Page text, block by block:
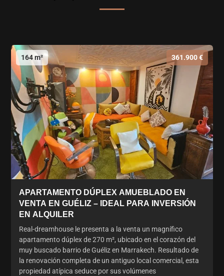
164 m² 361.900 €
APARTAMENTO DÚPLEX AMUEBLADO EN
VENTA EN GUÉLIZ – IDEAL PARA INVERSIÓN
EN ALQUILER
Real-dreamhouse le presenta a la venta un magnífico
apartamento dúplex de 270 m², ubicado en el corazón del
muy buscado barrio de Guéliz en Marrakech. Resultado de
la renovación completa de un antiguo local comercial, esta
propiedad atípica seduce por sus volúmenes